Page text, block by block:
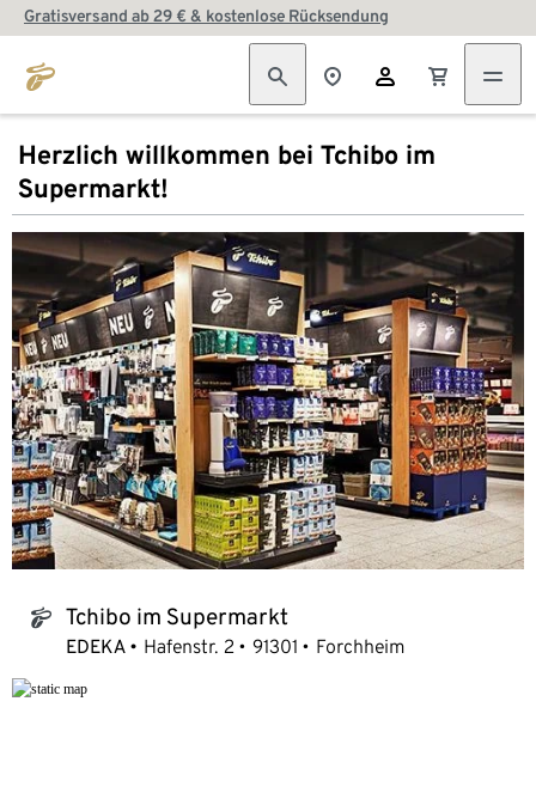
Gratisversand ab 29 € & kostenlose Rücksendung
Herzlich willkommen bei Tchibo im
Supermarkt!
tchibo_logo Tchibo im Supermarkt
EDEKA Hafenstr. 2 91301 Forchheim